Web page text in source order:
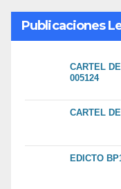
Publicaciones
CARTEL
005124
CARTEL
EDICTO